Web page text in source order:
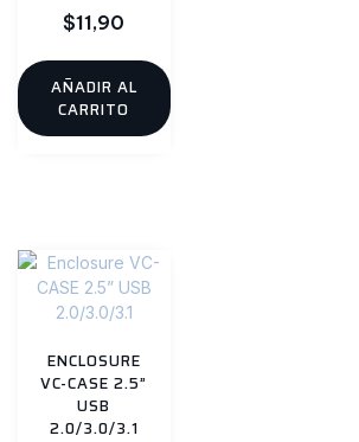
$11,90
AÑADIR AL
CARRITO
ENCLOSURE
VC-CASE 2.5”
USB
2.0/3.0/3.1